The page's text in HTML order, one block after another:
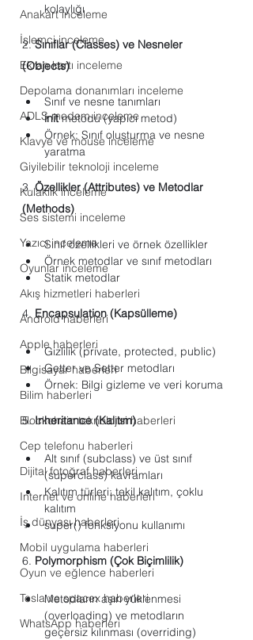
Anakart inceleme
İşlemci inceleme
Ekran kartı inceleme
Depolama donanımları inceleme
ADLS modem inceleme
Klavye ve mouse inceleme
Giyilebilir teknoloji inceleme
Kulaklık inceleme
Ses sistemi inceleme
Yazıcı inceleme
Oyunlar inceleme
Akış hizmetleri haberleri
Android haberleri
Apple haberleri
Bilgisayar haberleri
Bilim haberleri
Blockchain teknolojisi haberleri
Cep telefonu haberleri
Dijital fotoğraf haberleri
Internet ve online haberleri
İş dünyası haberleri
Mobil uygulama haberleri
Oyun ve eğlence haberleri
Tesla ve spacex haberleri
WhatsApp haberleri
kolaylığı
2. Sınıflar (Classes) ve Nesneler
(Objects)
Sınıf ve nesne tanımları
init metodu (yapıcı metod)
Örnek: Sınıf oluşturma ve nesne
yaratma
3. Özellikler (Attributes) ve Metodlar
(Methods)
Sınıf özellikleri ve örnek özellikler
Örnek metodlar ve sınıf metodları
Statik metodlar
4. Encapsulation (Kapsülleme)
Gizlilik (private, protected, public)
Getter ve Setter metodları
Örnek: Bilgi gizleme ve veri koruma
5. Inheritance (Kalıtım)
Alt sınıf (subclass) ve üst sınıf
(superclass) kavramları
Kalıtım türleri: tekil kalıtım, çoklu
kalıtım
super() fonksiyonu kullanımı
6. Polymorphism (Çok Biçimlilik)
Metodların aşırı yüklenmesi
(overloading) ve metodların
geçersiz kılınması (overriding)